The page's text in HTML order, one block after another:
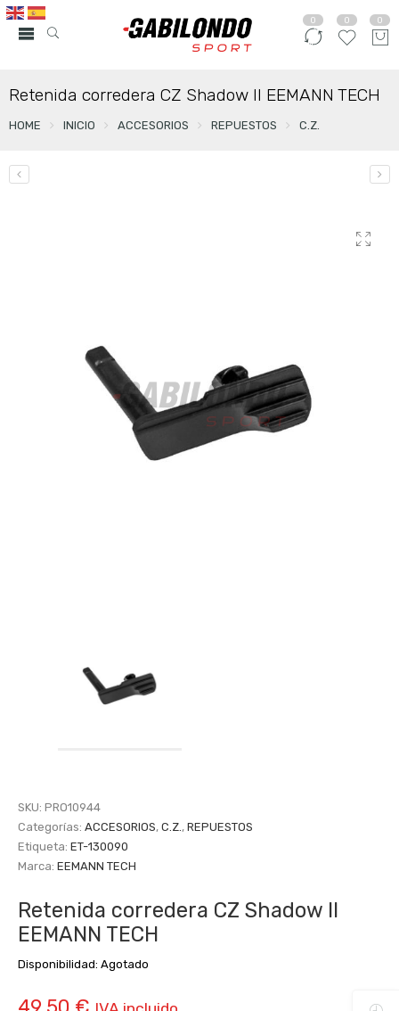
0 0 0
Retenida corredera CZ Shadow II EEMANN TECH
HOME INICIO ACCESORIOS REPUESTOS C.Z.
SKU: PRO10944
Categorías: ACCESORIOS, C.Z. , REPUESTOS
Etiqueta: ET-130090
Marca: EEMANN TECH
Retenida corredera CZ Shadow II
EEMANN TECH
Disponibilidad: Agotado